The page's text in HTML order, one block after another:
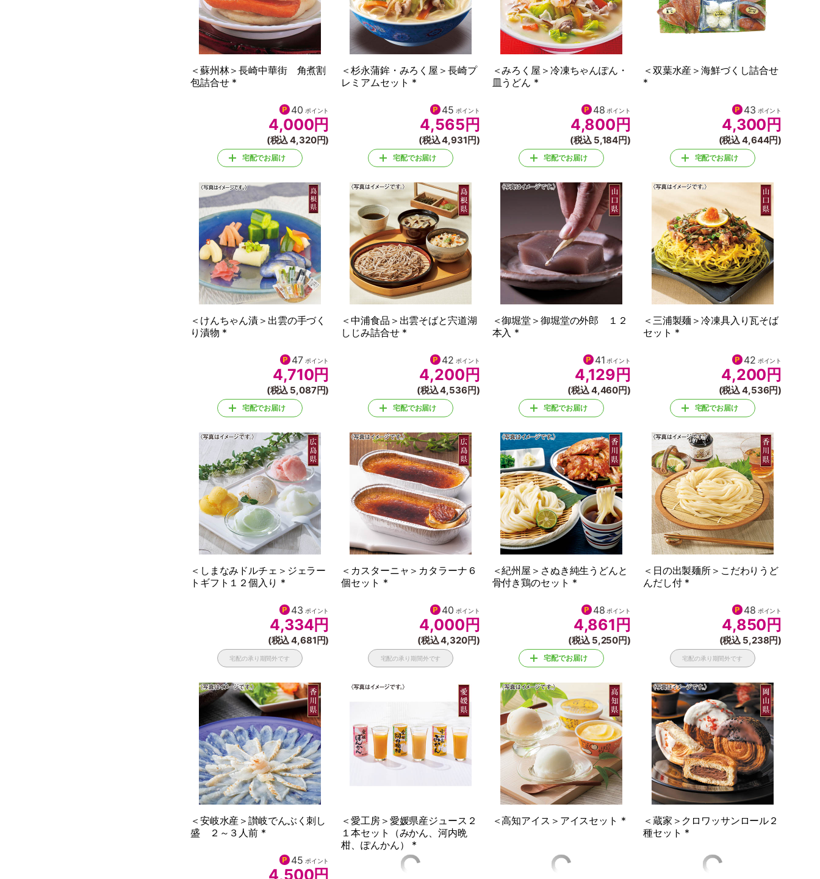
＜蘇州林＞長崎中華街 角煮割
包詰合せ *
40 ポイント
4,000円
(税込 4,320円)
宅配でお届け
＜杉永蒲鉾・みろく屋＞長崎プ
レミアムセット *
45 ポイント
4,565 円
(税込 4,931円)
宅配でお届け
＜みろく屋＞冷凍ちゃんぽん・
皿うどん *
48 ポイント
4,800 円
(税込 5,184円)
宅配でお届け
＜双葉水産＞海鮮づくし詰合せ
*
43 ポイント
4,300 円
(税込 4,644円)
宅配でお届け
＜けんちゃん漬＞出雲の手づく
り漬物 *
47 ポイント
4,710円
(税込 5,087円)
宅配でお届け
＜中浦食品＞出雲そばと宍道湖
しじみ詰合せ *
42 ポイント
4,200 円
(税込 4,536円)
宅配でお届け
＜御堀堂＞御堀堂の外郎 １２
本入 *
41 ポイント
4,129 円
(税込 4,460円)
宅配でお届け
＜三浦製麺＞冷凍具入り瓦そば
セット *
42 ポイント
4,200 円
(税込 4,536円)
宅配でお届け
＜しまなみドルチェ＞ジェラー
トギフト１２個入り *
43 ポイント
4,334円
(税込 4,681円)
宅配の承り期間外です
＜カスターニャ＞カタラーナ６
個セット *
40 ポイント
4,000 円
(税込 4,320円)
宅配の承り期間外です
＜紀州屋＞さぬき純生うどんと
骨付き鶏のセット *
48 ポイント
4,861 円
(税込 5,250円)
宅配でお届け
＜日の出製麺所＞こだわりうど
んだし付 *
48 ポイント
4,850 円
(税込 5,238円)
宅配の承り期間外です
＜安岐水産＞讃岐でんぶく刺し
盛 ２～３人前 *
45 ポイント
4,500円
＜愛工房＞愛媛県産ジュース２
１本セット（みかん、河内晩
柑、ぽんかん） *
＜高知アイス＞アイスセット *
＜蔵家＞クロワッサンロール２
種セット *